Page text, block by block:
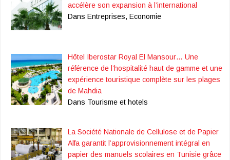
accélère son expansion à l’international
Dans Entreprises, Economie
Hôtel Iberostar Royal El Mansour… Une
référence de l’hospitalité haut de gamme et une
expérience touristique complète sur les plages
de Mahdia
Dans Tourisme et hotels
La Société Nationale de Cellulose et de Papier
Alfa garantit l’approvisionnement intégral en
papier des manuels scolaires en Tunisie grâce